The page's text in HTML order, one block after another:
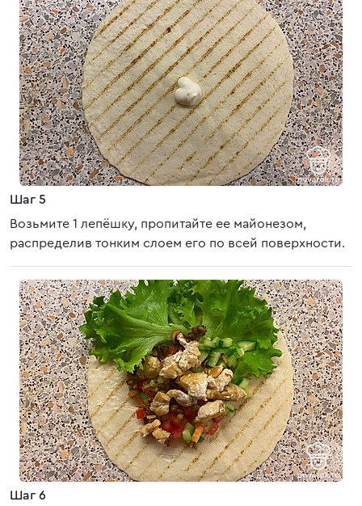
Шаг 5
Возьмите 1 лепёшку, пропитайте ее майонезом,
распределив тонким слоем его по всей поверхности.
Шаг 6